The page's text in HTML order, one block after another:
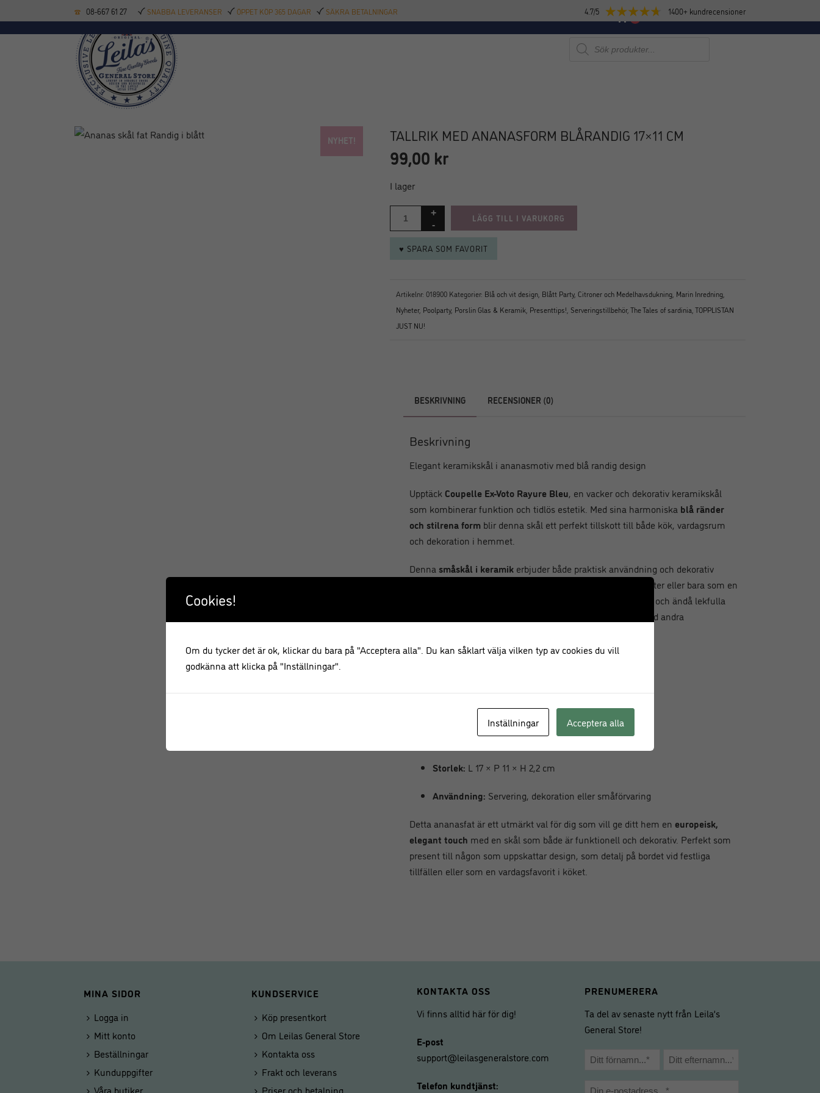
08-667 61 27 SNABBA LEVERANSER ÖPPET KÖP 365 DAGAR SÄKRA BETALNINGAR 4.7/5 1400+ kundrecensioner
KÖKSREDSKAP BAKTILLBEHÖR BAR DELIKATESSER NYHETER 0
Produktsökning
NYHET! TALLRIK MED ANANASFORM BLÅRANDIG 17×11 CM
99,00 kr
I lager
LÄGG TILL I VARUKORG
♥ SPARA SOM FAVORIT
Artikelnr: 018900 Kategorier: Blå och vit design Blått Party, Citroner och Medelhavsdukning Marin Inredning
Nyheter, Poolparty, Porslin Glas & Keramik Presenttips! Serveringstillbehör, The Tales of sardinia TOPPLISTAN
JUST NU!
BESKRIVNING RECENSIONER (0)
Beskrivning
Elegant keramikskål i ananasmotiv med blå randig design
Upptäck Coupelle Ex-Voto Rayure Bleu, en vacker och dekorativ keramikskål
som kombinerar funktion och tidlös estetik. Med sina harmoniska blå ränder
och stilrena form blir denna skål ett perfekt tillskott till både kök, vardagsrum
och dekoration i hemmet.
Denna småskål i keramik erbjuder både praktisk användning och dekorativ
charm – använd den för servering av små tilltugg, oliver, nötter eller bara som en
elegant detalj på ett sidobord eller köksbänk. Dess klassiska och ändå lekfulla
randiga mönster gör att den passar lika bra tillsammans med andra
Produktinformation
Keramik
Blå med randigt mönster
Storlek: L 17 × P 11 × H 2,2 cm
Användning: Servering, dekoration eller småförvaring
Detta ananasfat är ett utmärkt val för dig som vill ge ditt hem en europeisk,
elegant touch med en skål som både är funktionell och dekorativ. Perfekt som
present till någon som uppskattar design, som detalj på bordet vid festliga
tillfällen eller som en vardagsfavorit i köket.
MINA SIDOR
Logga in
Mitt konto
Beställningar
Kunduppgifter
Våra butiker
KUNDSERVICE
Köp presentkort
Om Leilas General Store
Kontakta oss
Frakt och leverans
Priser och betalning
KONTAKTA OSS
Vi finns alltid här för dig!
E-post
support@leilasgeneralstore.com
Telefon kundtjänst:
PRENUMERERA
Ta del av senaste nytt från Leila’s
General Store!
Namn
E-
Cookies!
Om du tycker det är ok, klickar du bara på "Acceptera alla". Du kan såklart välja vilken typ av cookies du vill
godkänna att klicka på "Inställningar".
Inställningar Acceptera alla